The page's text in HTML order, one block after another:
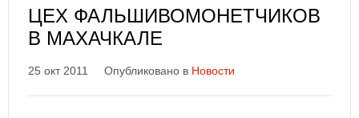
ЦЕХ ФАЛЬШИВОМОНЕТЧИКОВ
В МАХАЧКАЛЕ
25 окт 2011 Опубликовано в Новости